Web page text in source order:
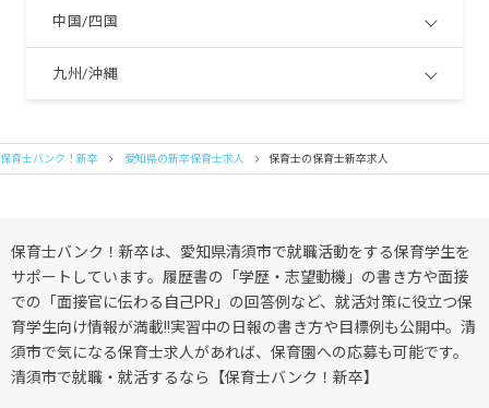
中国/四国
九州/沖縄
保育士バンク！新卒 愛知県の新卒保育士求人 保育士の保育士新卒求人
保育士バンク！新卒は、愛知県清須市で就職活動をする保育学生を
サポートしています。履歴書の「学歴・志望動機」の書き方や面接
での「面接官に伝わる自己PR」の回答例など、就活対策に役立つ保
育学生向け情報が満載!!実習中の日報の書き方や目標例も公開中。清
須市で気になる保育士求人があれば、保育園への応募も可能です。
清須市で就職・就活するなら【保育士バンク！新卒】